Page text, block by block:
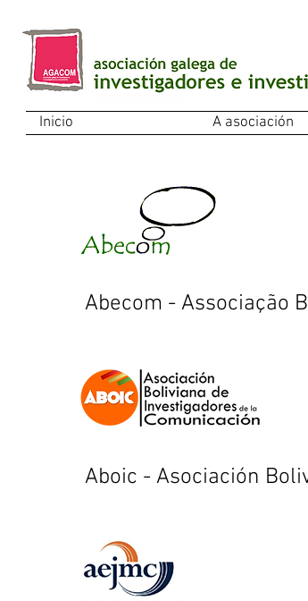
Inicio A asociación
Abecom - Associação
Aboic - Asociación